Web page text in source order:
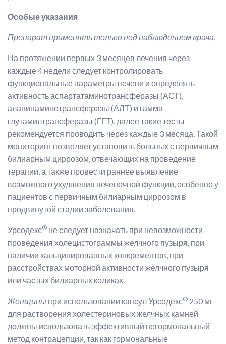
Особые указания
Препарат применять только под наблюдением врача.
На протяжении первых 3 месяцев лечения через
каждые 4 недели следует контролировать
функциональные параметры печени и определять
активность аспартатаминотрансферазы (АСТ),
аланинаминотрансферазы (АЛТ) и гамма-
глутамилтрансферазы (ГГТ), далее такие тесты
рекомендуется проводить через каждые 3 месяца. Такой
мониторинг позволяет установить больных с первичным
билиарным циррозом, отвечающих на проведение
терапии, а также провести раннее выявление
возможного ухудшения печеночной функции, особенно у
пациентов с первичным билиарным циррозом в
продвинутой стадии заболевания.
Урсодекс® не следует назначать при невозможности
проведения холецистограммы желчного пузыря, при
наличии кальцинированных конкрементов, при
расстройствах моторной активности желчного пузыря
или частых билиарных коликах.
Женщины при использовании капсул Урсодекс® 250 мг
для растворения холестериновых желчных камней
должны использовать эффективный негормональный
метод контрацепции, так как гормональные